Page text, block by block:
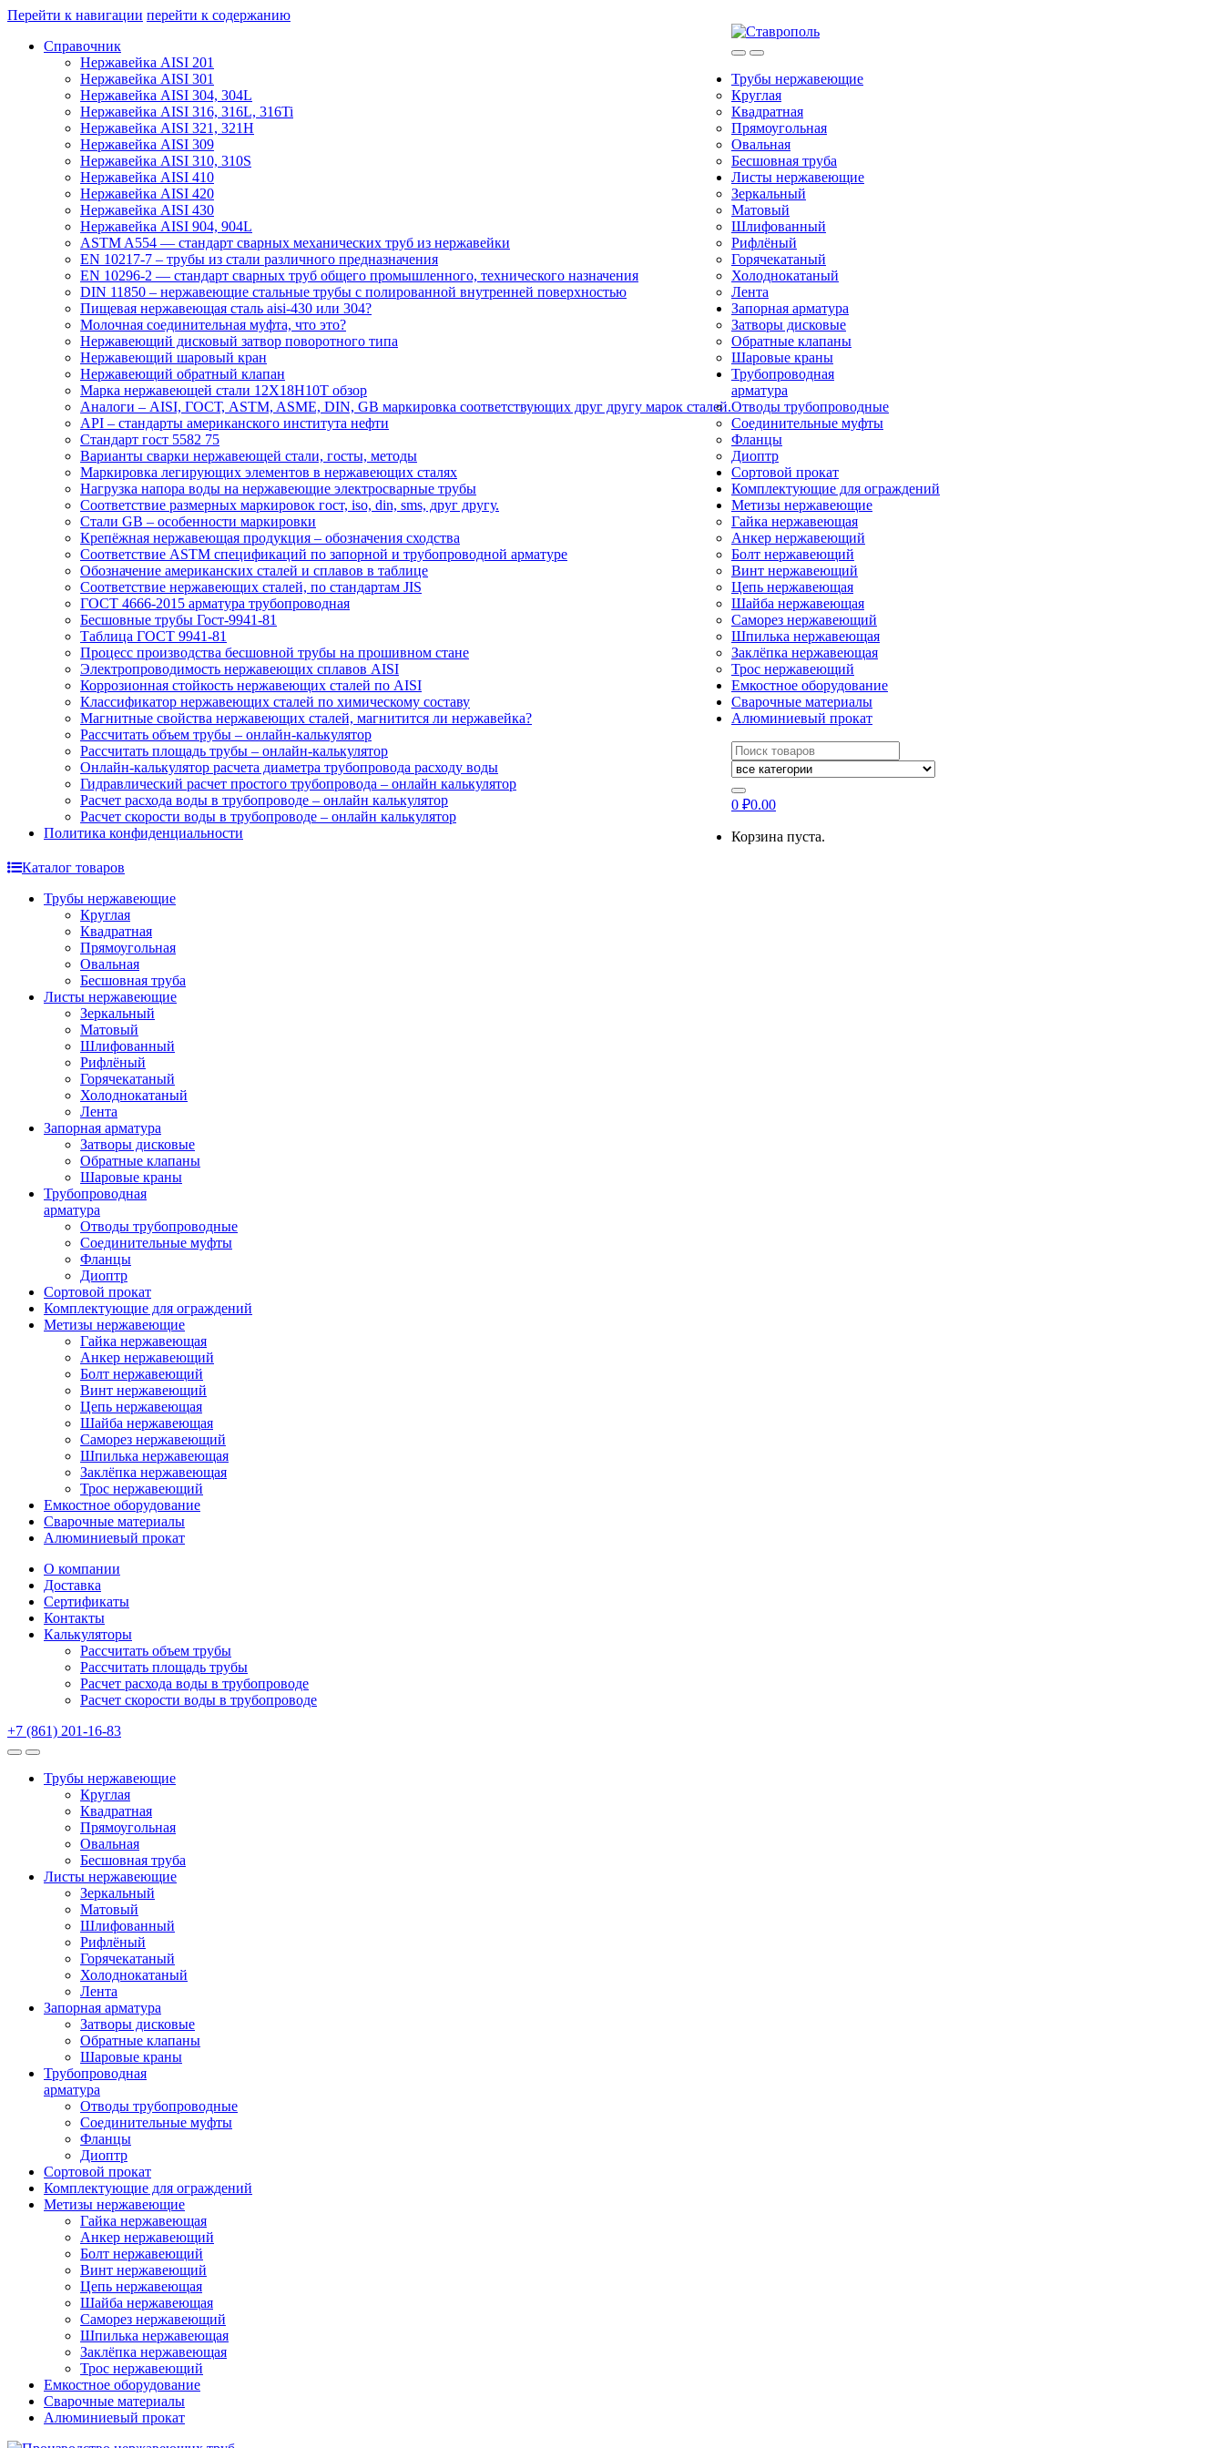
Перейти к навигации перейти к содержанию
Справочник
Нержавейка AISI 201
Нержавейка AISI 301
Нержавейка AISI 304, 304L
Нержавейка AISI 316, 316L, 316Ti
Нержавейка AISI 321, 321H
Нержавейка AISI 309
Нержавейка AISI 310, 310S
Нержавейка AISI 410
Нержавейка AISI 420
Нержавейка AISI 430
Нержавейка AISI 904, 904L
ASTM A554 — стандарт сварных механических труб из нержавейки
EN 10217-7 – трубы из стали различного предназначения
EN 10296-2 — стандарт сварных труб общего промышленного, технического назначения
DIN 11850 – нержавеющие стальные трубы с полированной внутренней поверхностью
Пищевая нержавеющая сталь aisi-430 или 304?
Молочная соединительная муфта, что это?
Нержавеющий дисковый затвор поворотного типа
Нержавеющий шаровый кран
Нержавеющий обратный клапан
Марка нержавеющей стали 12Х18Н10Т обзор
Аналоги – AISI, ГОСТ, ASTM, ASME, DIN, GB маркировка соответствующих друг другу марок сталей.
API – стандарты американского института нефти
Стандарт гост 5582 75
Варианты сварки нержавеющей стали, госты, методы
Маркировка легирующих элементов в нержавеющих сталях
Нагрузка напора воды на нержавеющие электросварные трубы
Соответствие размерных маркировок гост, iso, din, sms, друг другу.
Стали GB – особенности маркировки
Крепёжная нержавеющая продукция – обозначения сходства
Соответствие ASTM спецификаций по запорной и трубопроводной арматуре
Обозначение американских сталей и сплавов в таблице
Соответствие нержавеющих сталей, по стандартам JIS
ГОСТ 4666-2015 арматура трубопроводная
Бесшовные трубы Гост-9941-81
Таблица ГОСТ 9941-81
Процесс производства бесшовной трубы на прошивном стане
Электропроводимость нержавеющих сплавов AISI
Коррозионная стойкость нержавеющих сталей по AISI
Классификатор нержавеющих сталей по химическому составу
Магнитные свойства нержавеющих сталей, магнитится ли нержавейка?
Рассчитать объем трубы – онлайн-калькулятор
Рассчитать площадь трубы – онлайн-калькулятор
Онлайн-калькулятор расчета диаметра трубопровода расходу воды
Гидравлический расчет простого трубопровода – онлайн калькулятор
Расчет расхода воды в трубопроводе – онлайн калькулятор
Расчет скорости воды в трубопроводе – онлайн калькулятор
Политика конфиденциальности
Трубы нержавеющие
Круглая
Квадратная
Прямоугольная
Овальная
Бесшовная труба
Листы нержавеющие
Зеркальный
Матовый
Шлифованный
Рифлёный
Горячекатаный
Холоднокатаный
Лента
Запорная арматура
Затворы дисковые
Обратные клапаны
Шаровые краны
Трубопроводная
арматура
Отводы трубопроводные
Соединительные муфты
Фланцы
Диоптр
Сортовой прокат
Комплектующие для ограждений
Метизы нержавеющие
Гайка нержавеющая
Анкер нержавеющий
Болт нержавеющий
Винт нержавеющий
Цепь нержавеющая
Шайба нержавеющая
Саморез нержавеющий
Шпилька нержавеющая
Заклёпка нержавеющая
Трос нержавеющий
Емкостное оборудование
Сварочные материалы
Алюминиевый прокат
Искать:
0 ₽0.00
Корзина пуста.
Каталог товаров
Трубы нержавеющие
Круглая
Квадратная
Прямоугольная
Овальная
Бесшовная труба
Листы нержавеющие
Зеркальный
Матовый
Шлифованный
Рифлёный
Горячекатаный
Холоднокатаный
Лента
Запорная арматура
Затворы дисковые
Обратные клапаны
Шаровые краны
Трубопроводная
арматура
Отводы трубопроводные
Соединительные муфты
Фланцы
Диоптр
Сортовой прокат
Комплектующие для ограждений
Метизы нержавеющие
Гайка нержавеющая
Анкер нержавеющий
Болт нержавеющий
Винт нержавеющий
Цепь нержавеющая
Шайба нержавеющая
Саморез нержавеющий
Шпилька нержавеющая
Заклёпка нержавеющая
Трос нержавеющий
Емкостное оборудование
Сварочные материалы
Алюминиевый прокат
О компании
Доставка
Сертификаты
Контакты
Калькуляторы
Рассчитать объем трубы
Рассчитать площадь трубы
Расчет расхода воды в трубопроводе
Расчет скорости воды в трубопроводе
+7 (861) 201-16-83
Трубы нержавеющие
Круглая
Квадратная
Прямоугольная
Овальная
Бесшовная труба
Листы нержавеющие
Зеркальный
Матовый
Шлифованный
Рифлёный
Горячекатаный
Холоднокатаный
Лента
Запорная арматура
Затворы дисковые
Обратные клапаны
Шаровые краны
Трубопроводная
арматура
Отводы трубопроводные
Соединительные муфты
Фланцы
Диоптр
Сортовой прокат
Комплектующие для ограждений
Метизы нержавеющие
Гайка нержавеющая
Анкер нержавеющий
Болт нержавеющий
Винт нержавеющий
Цепь нержавеющая
Шайба нержавеющая
Саморез нержавеющий
Шпилька нержавеющая
Заклёпка нержавеющая
Трос нержавеющий
Емкостное оборудование
Сварочные материалы
Алюминиевый прокат